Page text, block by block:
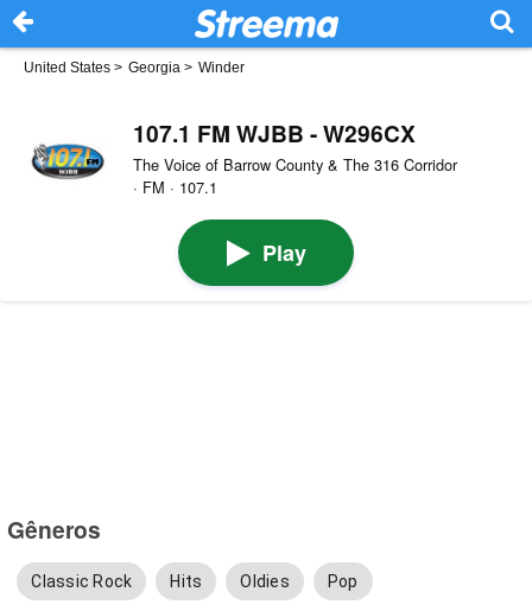
United States > Georgia > Winder
107.1 FM WJBB - W296CX
The Voice of Barrow County & The 316 Corridor
· FM · 107.1
Play
Gêneros
Classic Rock Hits Oldies Pop